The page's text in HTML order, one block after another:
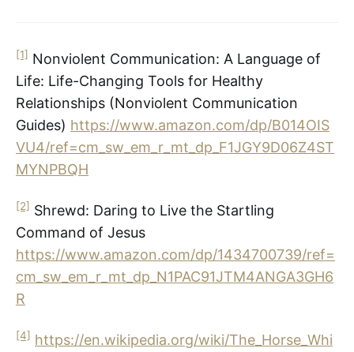
[1] Nonviolent Communication: A Language of
Life: Life-Changing Tools for Healthy
Relationships (Nonviolent Communication
Guides) https://www.amazon.com/dp/B014OIS
VU4/ref=cm_sw_em_r_mt_dp_F1JGY9D06Z4ST
MYNPBQH
[2] Shrewd: Daring to Live the Startling
Command of Jesus
https://www.amazon.com/dp/1434700739/ref=
cm_sw_em_r_mt_dp_N1PAC91JTM4ANGA3GH6
R
[4] https://en.wikipedia.org/wiki/The_Horse_Whi